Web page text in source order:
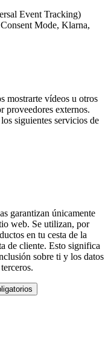
Event Tracking)
Mode, Klarna,
mostrarte vídeos u otros
proveedores externos.
siguientes servicios de
garantizan únicamente
web. Se utilizan, por
en tu cesta de la
de cliente. Esto significa
sobre ti y los datos